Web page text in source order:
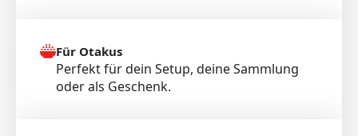
Für Otakus
Perfekt für dein Setup, deine Sammlung
oder als Geschenk.